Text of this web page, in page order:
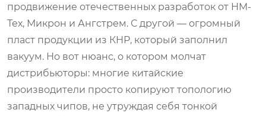
продвижение отечественных разработок от НМ-
Тех, Микрон и Ангстрем. С другой — огромный
пласт продукции из КНР, который заполнил
вакуум. Но вот нюанс, о котором молчат
дистрибьюторы: многие китайские
производители просто копируют топологию
западных чипов, не утруждая себя тонкой